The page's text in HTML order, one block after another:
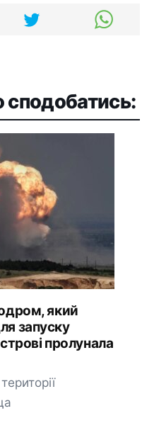
сподобатись:
який
запуску
пролунала